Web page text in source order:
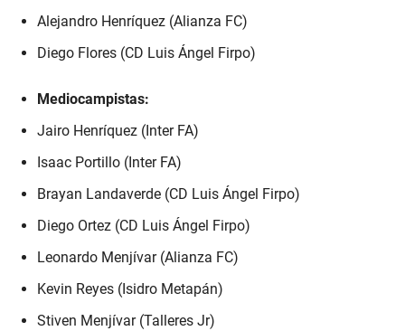
Alejandro Henríquez (Alianza FC)
Diego Flores (CD Luis Ángel Firpo)
Mediocampistas:
Jairo Henríquez (Inter FA)
Isaac Portillo (Inter FA)
Brayan Landaverde (CD Luis Ángel Firpo)
Diego Ortez (CD Luis Ángel Firpo)
Leonardo Menjívar (Alianza FC)
Kevin Reyes (Isidro Metapán)
Stiven Menjívar (Talleres Jr)